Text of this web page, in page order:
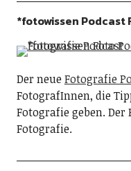
*fotowissen Podcast
Der neueFotografie
FotografInnen, die
Fotografie geben.
Fotografie.